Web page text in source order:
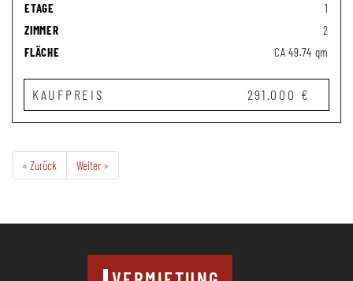
ETAGE
1
ZIMMER
2
FLÄCHE
CA 49.74 qm
KAUFPREIS 291.000 €
« Zurück Weiter »